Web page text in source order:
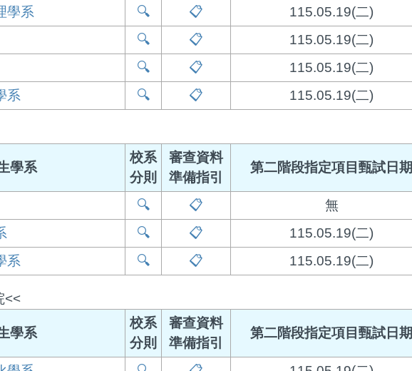
學系 🔍 📋 115.05.19(二)
🔍 📋 115.05.19(二)
🔍 📋 115.05.19(二)
系 🔍 📋 115.05.19(二)
學系
校系
分則
審查資料
準備指引
第二階段指定項目甄試日期
🔍 📋 無
🔍 📋 115.05.19(二)
系 🔍 📋 115.05.19(二)
<<
學系
校系
分則
審查資料
準備指引
第二階段指定項目甄試日期